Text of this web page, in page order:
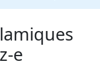
e